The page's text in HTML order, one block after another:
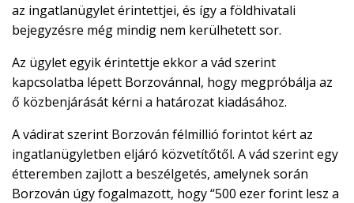
az ingatlanügylet érintettjei, és így a földhivatali
bejegyzésre még mindig nem kerülhetett sor.
Az ügylet egyik érintettje ekkor a vád szerint
kapcsolatba lépett Borzovánnal, hogy megpróbálja az
ő közbenjárását kérni a határozat kiadásához.
A vádirat szerint Borzován félmillió forintot kért az
ingatlanügyletben eljáró közvetítőtől. A vád szerint egy
étteremben zajlott a beszélgetés, amelynek során
Borzován úgy fogalmazott, hogy “500 ezer forint lesz a